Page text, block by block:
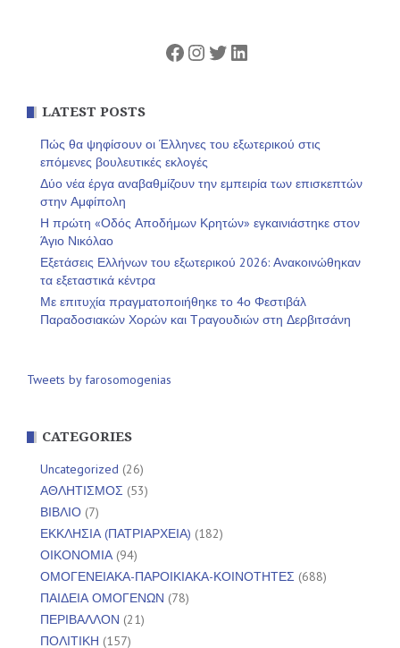
Facebook
Instagram
Twitter
Linkedin
LATEST POSTS
Πώς θα ψηφίσουν οι Έλληνες του εξωτερικού στις
επόμενες βουλευτικές εκλογές
Δύο νέα έργα αναβαθμίζουν την εμπειρία των επισκεπτών
στην Αμφίπολη
Η πρώτη «Οδός Αποδήμων Κρητών» εγκαινιάστηκε στον
Άγιο Νικόλαο
Εξετάσεις Ελλήνων του εξωτερικού 2026: Ανακοινώθηκαν
τα εξεταστικά κέντρα
Με επιτυχία πραγματοποιήθηκε το 4ο Φεστιβάλ
Παραδοσιακών Χορών και Τραγουδιών στη Δερβιτσάνη
Tweets by farosomogenias
CATEGORIES
Uncategorized (26)
ΑΘΛΗΤΙΣΜΟΣ (53)
ΒΙΒΛΙΟ (7)
ΕΚΚΛΗΣΙΑ (ΠΑΤΡΙΑΡΧΕΙΑ) (182)
ΟΙΚΟΝΟΜΙΑ(94)
ΟΜΟΓΕΝΕΙΑΚΑ-ΠΑΡΟΙΚΙΑΚΑ-ΚΟΙΝΟΤΗΤΕΣ (688)
ΠΑΙΔΕΙΑ ΟΜΟΓΕΝΩΝ (78)
ΠΕΡΙΒΑΛΛΟΝ (21)
ΠΟΛΙΤΙΚΗ (157)